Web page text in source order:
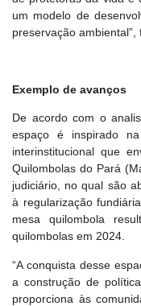
um modelo de
preservação ambiental”,
Exemplo de avanços
De acordo com o
espaço é inspirado
interinstitucional que
Quilombolas do Pará
judiciário, no qual são
à regularização
mesa quilombola
quilombolas em 2024.
“A conquista desse
a construção de
proporciona às